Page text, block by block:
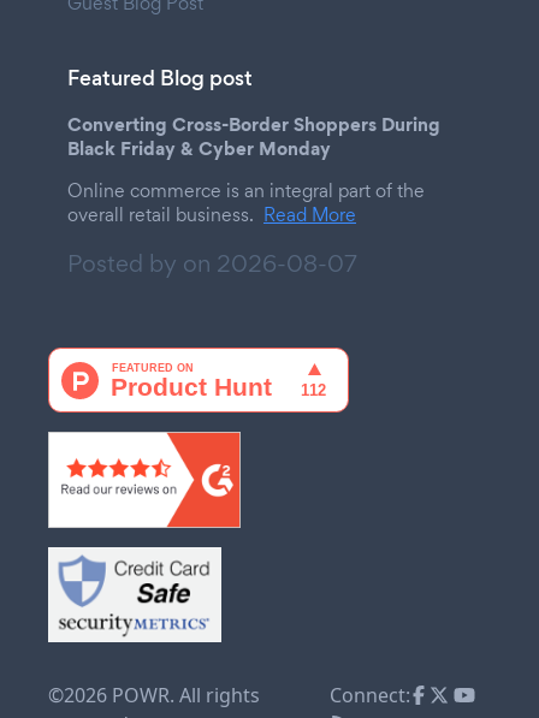
Featured Blog post
Converting Cross-Border Shoppers During
Black Friday & Cyber Monday
Online commerce is an integral part of the
overall retail business. Read More
Posted by on 2026-08-07
©2026 POWR. All rights
Connect: